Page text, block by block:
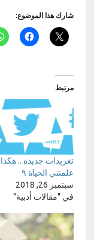
شارك هذا الموضوع:
مرتبط
تغريدات جديده .. هكذا
علمتني الحياة ٩
سبتمبر 26, 2018
في "مقالات أدبية"